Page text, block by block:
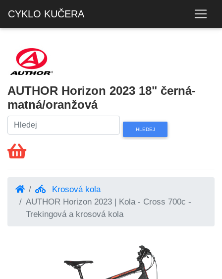
CYKLO KUČERA
AUTHOR Horizon 2023 18" černá-
matná/oranžová
Krosová kola
AUTHOR Horizon 2023 | Kola - Cross 700c -
Trekingová a krosová kola